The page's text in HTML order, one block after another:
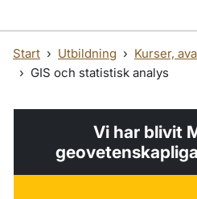
Start Utbildning
Kurser,
GIS och statistisk analys
Vi har blivit